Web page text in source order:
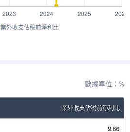
業外收支佔稅前淨利比
數據單位：%
業外收支佔稅前淨利比
9.66